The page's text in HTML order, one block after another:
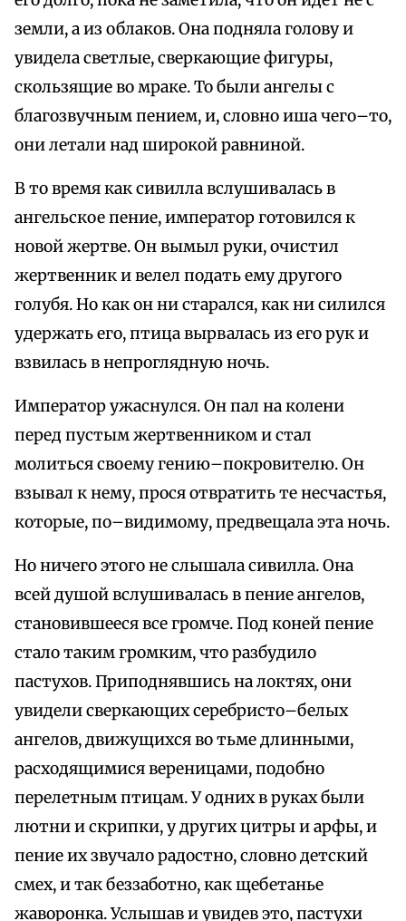
земли, а из облаков. Она подняла голову и
увидела светлые, сверкающие фигуры,
скользящие во мраке. То были ангелы с
благозвучным пением, и, словно иша чего–то,
они летали над широкой равниной.
В то время как сивилла вслушивалась в
ангельское пение, император готовился к
новой жертве. Он вымыл руки, очистил
жертвенник и велел подать ему другого
голубя. Но как он ни старался, как ни силился
удержать его, птица вырвалась из его рук и
взвилась в непроглядную ночь.
Император ужаснулся. Он пал на колени
перед пустым жертвенником и стал
молиться своему гению–покровителю. Он
взывал к нему, прося отвратить те несчастья,
которые, по–видимому, предвещала эта ночь.
Но ничего этого не слышала сивилла. Она
всей душой вслушивалась в пение ангелов,
становившееся все громче. Под коней пение
стало таким громким, что разбудило
пастухов. Приподнявшись на локтях, они
увидели сверкающих серебристо–белых
ангелов, движущихся во тьме длинными,
расходящимися вереницами, подобно
перелетным птицам. У одних в руках были
лютни и скрипки, у других цитры и арфы, и
пение их звучало радостно, словно детский
смех, и так беззаботно, как щебетанье
жаворонка. Услышав и увидев это, пастухи